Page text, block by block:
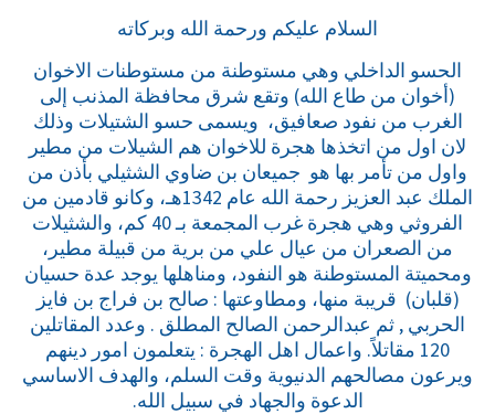
السلام عليكم ورحمة الله وبركاته
الحسو الداخلي وهي مستوطنة من مستوطنات الاخوان
(أخوان من طاع الله) وتقع شرق محافظة المذنب إلى
الغرب من نفود صعافيق، ويسمى حسو الشتيلات وذلك
لان اول من اتخذها هجرة للاخوان هم الشيلات من مطير
واول من تأمر بها هو جميعان بن ضاوي الشثيلي بأذن من
الملك عبد العزيز رحمة الله عام 1342هـ، وكانو قادمين من
الفروثي وهي هجرة غرب المجمعة بـ 40 كم، والشثيلات
من الصعران من عيال علي من برية من قبيلة مطير،
ومحميتة المستوطنة هو النفود، ومناهلها يوجد عدة حسيان
(قلبان) قريبة منها، ومطاوعتها : صالح بن فراج بن فايز
الحربي , ثم عبدالرحمن الصالح المطلق . وعدد المقاتلين
120 مقاتلاً. واعمال اهل الهجرة : يتعلمون امور دينهم
ويرعون مصالحهم الدنيوية وقت السلم، والهدف الاساسي
الدعوة والجهاد في سبيل الله.